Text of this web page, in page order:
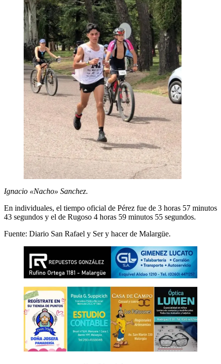
Ignacio «Nacho» Sanchez.
En individuales, el tiempo oficial de Pérez fue de 3 horas 57 minutos
43 segundos y el de Rugoso 4 horas 59 minutos 55 segundos.
Fuente: Diario San Rafael y Ser y hacer de Malargüe.